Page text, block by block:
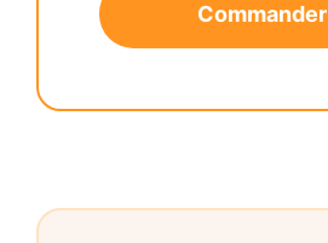
Commander